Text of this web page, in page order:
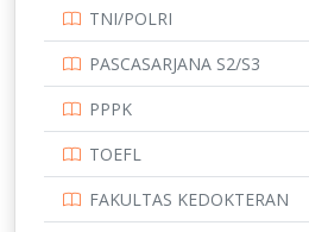
UNIVERSITAS CENDRAWASIH
TNI/POLRI
PASCASARJANA S2/S3
PPPK
TOEFL
FAKULTAS KEDOKTERAN